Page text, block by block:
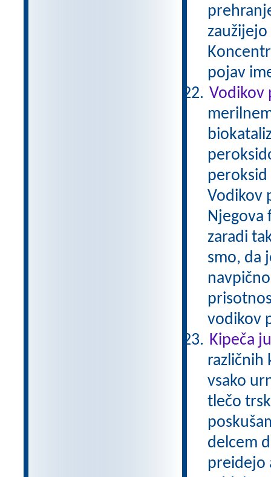
pojav
Vodikov
peroksid
Vodikov
Njegova
zaradi
smo, da
vodikov
Kipeča
različnih
vsako
tlečo
delcem
preidejo